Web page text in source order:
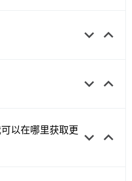
keyboard_arrow_down keyboard_arrow_up
keyboard_arrow_down keyboard_arrow_up
以在哪里获取更 keyboard_arrow_down keyboard_arrow_up